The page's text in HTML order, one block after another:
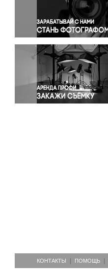
Правосудие
Происшествия и
Религия
Светская жизнь
Спорт
Экология
Экономика и бизнес
КОНТАКТЫ ПОМОЩЬ